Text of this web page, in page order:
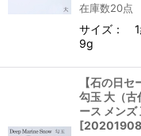
在庫数20点
サイズ：
9g
【石の日
勾玉 大（古
ース メンズ
[